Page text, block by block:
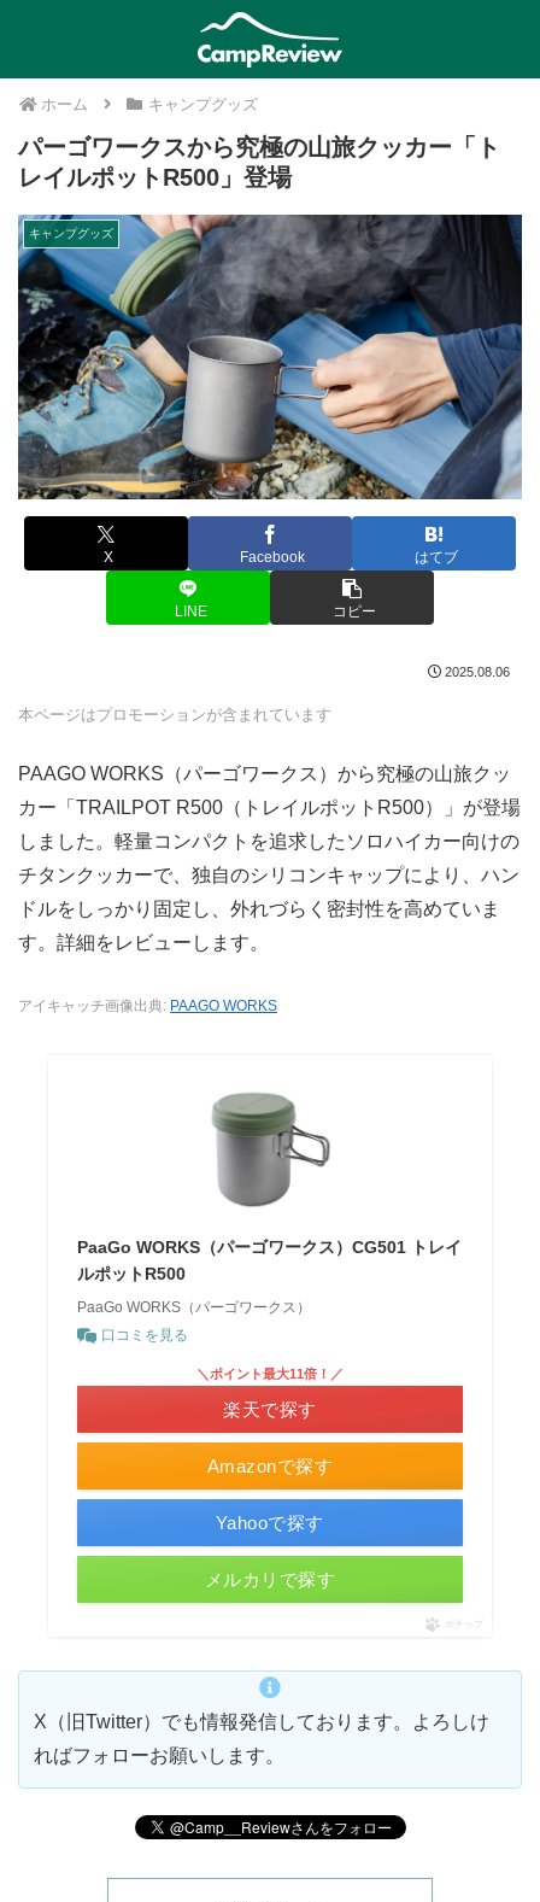
ホーム キャンプグッズ
パーゴワークスから究極の山旅クッカー「ト
レイルポットR500」登場
キャンプグッズ
X Facebook はてブ
LINE コピー
2025.08.06
本ページはプロモーションが含まれています
PAAGO WORKS（パーゴワークス）から究極の山旅クッ
カー「TRAILPOT R500（トレイルポットR500）」が登場
しました。軽量コンパクトを追求したソロハイカー向けの
チタンクッカーで、独自のシリコンキャップにより、ハン
ドルをしっかり固定し、外れづらく密封性を高めていま
す。詳細をレビューします。
アイキャッチ画像出典: PAAGO WORKS
PaaGo WORKS（パーゴワークス）CG501 トレイ
ルポットR500
PaaGo WORKS（パーゴワークス）
口コミを見る
Amazonで探す
＼ポイント最大11倍！／
楽天で探す
Yahooで探す
メルカリで探す
ポチップ
X（旧Twitter）でも情報発信しております。よろしけ
ればフォローお願いします。